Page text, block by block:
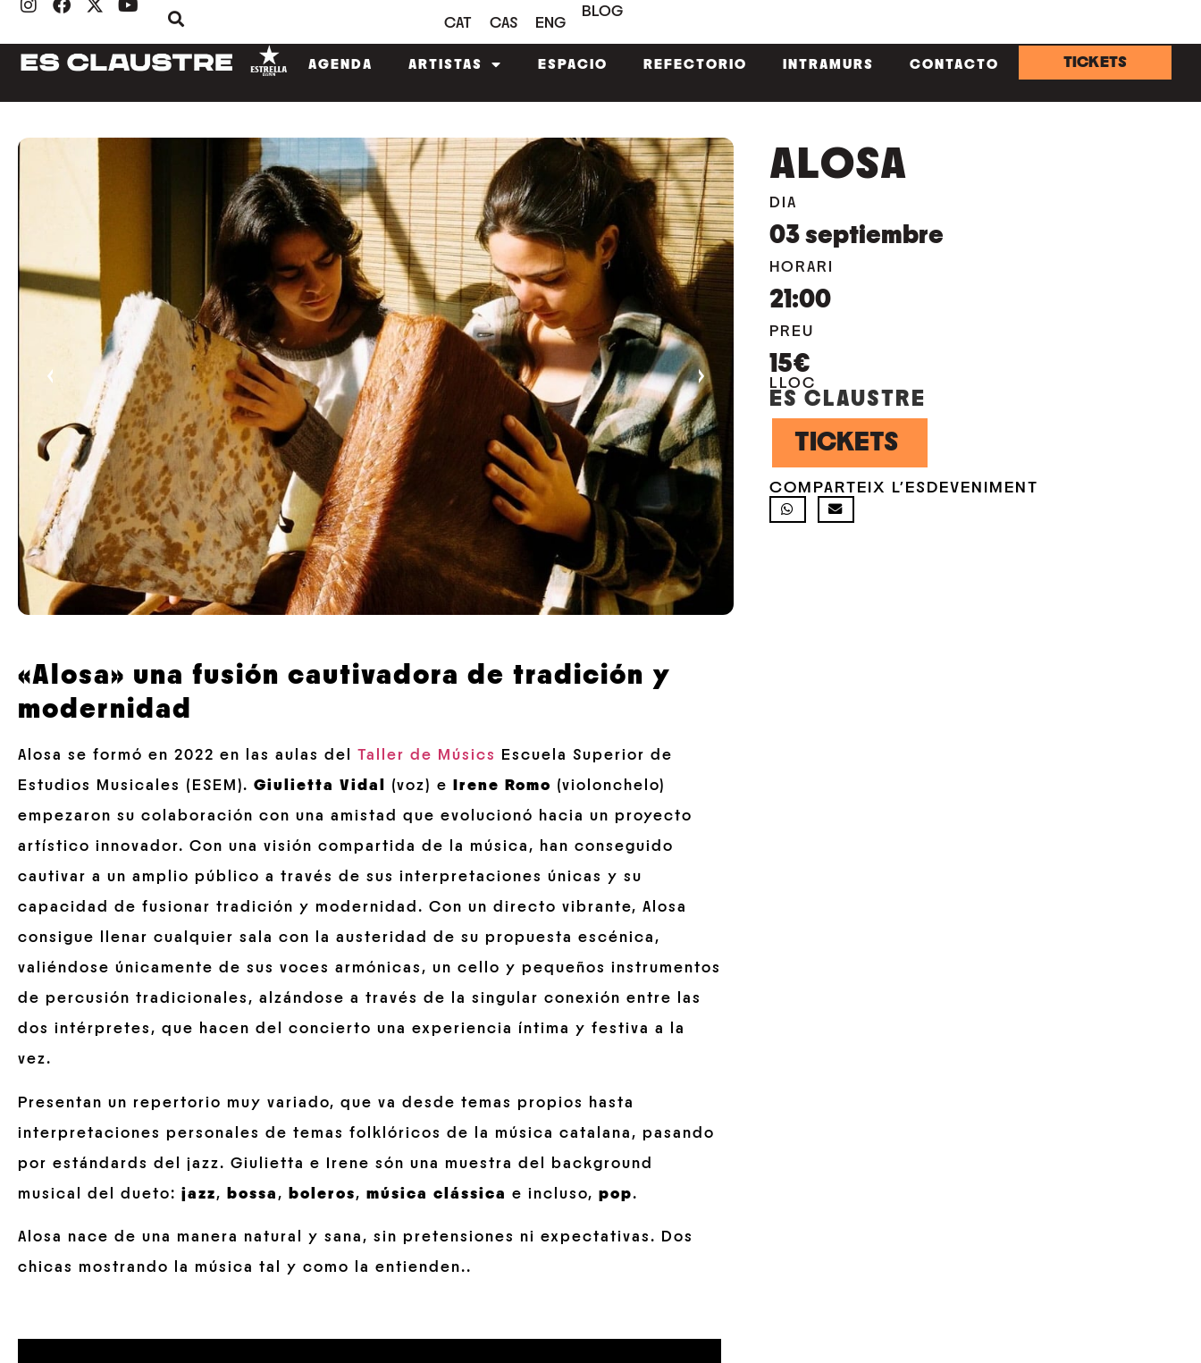
CAT CAS ENG
BLOG
AGENDA ARTISTAS ESPACIO REFECTORIO INTRAMURS CONTACTO TICKETS
‹ ›
ALOSA
DIA
03 septiembre
HORARI
21:00
PREU
15€
LLOC
ES CLAUSTRE
TICKETS
COMPARTEIX L'ESDEVENIMENT
«Alosa» una fusión cautivadora de tradición y
modernidad
Alosa se formó en 2022 en las aulas del Taller de Músics
Escuela Superior de
Estudios Musicales (ESEM). Giulietta Vidal (voz) e Irene Romo (violonchelo)
empezaron su colaboración con una amistad que evolucionó hacia un proyecto
artístico innovador. Con una visión compartida de la música, han conseguido
cautivar a un amplio público a través de sus interpretaciones únicas y su
capacidad de fusionar tradición y modernidad. Con un directo vibrante, Alosa
consigue llenar cualquier sala con la austeridad de su propuesta escénica,
valiéndose únicamente de sus voces armónicas, un cello y pequeños instrumentos
de percusión tradicionales, alzándose a través de la singular conexión entre las
dos intérpretes, que hacen del concierto una experiencia íntima y festiva a la
vez.
Presentan un repertorio muy variado, que va desde temas propios hasta
interpretaciones personales de temas folklóricos de la música catalana, pasando
por estándards del jazz. Giulietta e Irene són una muestra del background
musical del dueto: jazz, bossa , boleros, música clássica e incluso, pop.
Alosa nace de una manera natural y sana, sin pretensiones ni expectativas. Dos
chicas mostrando la música tal y como la entienden..